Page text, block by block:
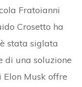
Fratoianni
Crosetto ha
stata siglata
di una soluzione
Musk offre